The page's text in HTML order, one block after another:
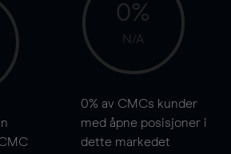
0%
N/A
0% av CMCs kunder
med åpne posisjoner i
dette markedet